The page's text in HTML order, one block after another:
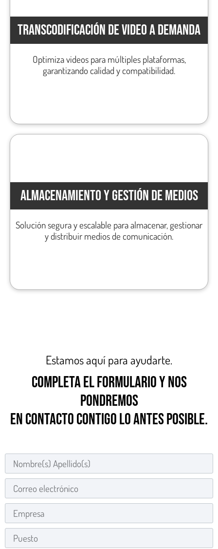
TRANSCODIFICACIÓN DE VIDEO A DEMANDA
Optimiza videos para múltiples plataformas,
garantizando calidad y compatibilidad.
ALMACENAMIENTO Y GESTIÓN DE MEDIOS
Solución segura y escalable para almacenar, gestionar
y distribuir medios de comunicación.
Estamos aquí para ayudarte.
COMPLETA EL FORMULARIO Y NOS
PONDREMOS
EN CONTACTO CONTIGO LO ANTES POSIBLE.